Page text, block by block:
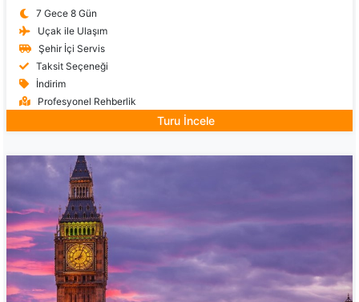
7 Gece 8 Gün
Uçak ile Ulaşım
Şehir İçi Servis
Taksit Seçeneği
İndirim
Profesyonel Rehberlik
Turu İncele